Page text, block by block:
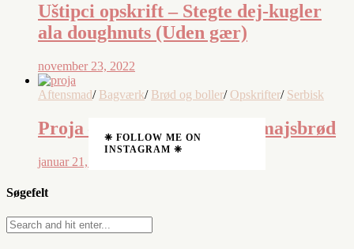
Uštipci opskrift – Stegte dej-kugler
ala doughnuts (Uden gær)
november 23, 2022
Aftensmad/ Bagværk/ Brød og boller/ Opskrifter/ Serbisk
Proja – opskrift på serbisk majsbrød
januar 21, 2021
Søgefelt
❈ FOLLOW ME ON
INSTAGRAM ❈